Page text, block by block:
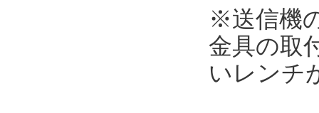
※送信機
金具の取
いレンチ